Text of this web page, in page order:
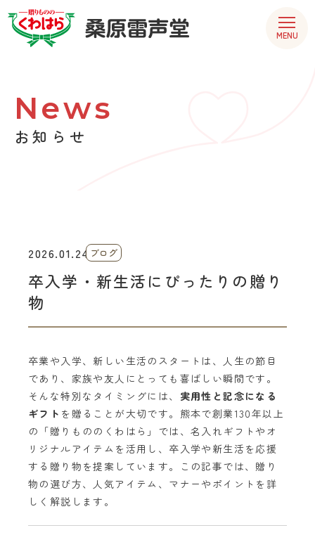
MENU
お知らせ
News
2026.01.24 ブログ
卒入学・新生活にぴったりの贈り
物
卒業や入学、新しい生活のスタートは、人生の節目
であり、家族や友人にとっても喜ばしい瞬間です。
そんな特別なタイミングには、 実用性と記念になる
ギフト を贈ることが大切です。熊本で創業130年以上
の「贈りもののくわはら」では、名入れギフトやオ
リジナルアイテムを活用し、卒入学や新生活を応援
する贈り物を提案しています。この記事では、贈り
物の選び方、人気アイテム、マナーやポイントを詳
しく解説します。